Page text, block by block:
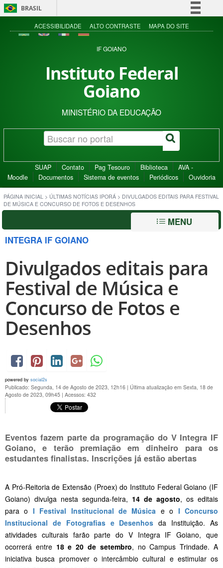
BRASIL
Simplifique!
Acesso à informação
ACESSIBILIDADE ALTO CONTRASTE MAPA DO SITE
IF GOIANO
Instituto Federal
Goiano
MINISTÉRIO DA EDUCAÇÃO
SUAP Contato Pag Tesouro Biblioteca
AVA -
Moodle
Documentos Sistema de eventos Periódicos Ouvidoria
PÁGINA INICIAL > ÚLTIMAS NOTÍCIAS IPORÁ > DIVULGADOS EDITAIS PARA FESTIVAL
DE MÚSICA E CONCURSO DE FOTOS E DESENHOS
MENU
INTEGRA IF GOIANO
Divulgados editais para
Festival de Música e
Concurso de Fotos e
Desenhos
powered by social2s
Publicado: Segunda, 14 de Agosto de 2023, 12h16 | Última atualização em Sexta, 18 de
Agosto de 2023, 09h45 | Acessos: 432
Eventos fazem parte da programação do V Integra IF
Goiano, e terão premiação em dinheiro para os
estudantes finalistas. Inscrições já estão abertas
A Pró-Reitoria de Extensão (Proex) do Instituto Federal Goiano (IF
Goiano) divulga nesta segunda-feira, 14 de agosto, os editais
para o I Festival Institucional de Música e o I Concurso
Institucional de Fotografias e Desenhos da Instituição. As
atividades culturais farão parte do V Integra IF Goiano, que
ocorrerá entre 18 e 20 de setembro, no Campus Trindade. A
iniciativa busca promover o intercâmbio cultural e estimular os